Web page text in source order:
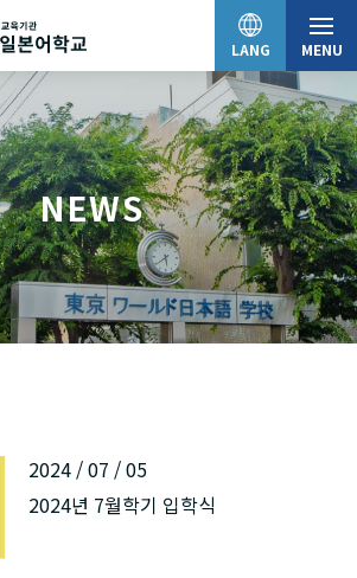
LANG MENU
日本語
English
中文（简体）
Tiếng Việt
NEWS
2024 / 07 / 05
2024년 7월학기 입학식